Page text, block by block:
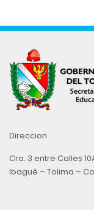
Direccion
Cra. 3 entre Calles
Ibagué – Tolima –